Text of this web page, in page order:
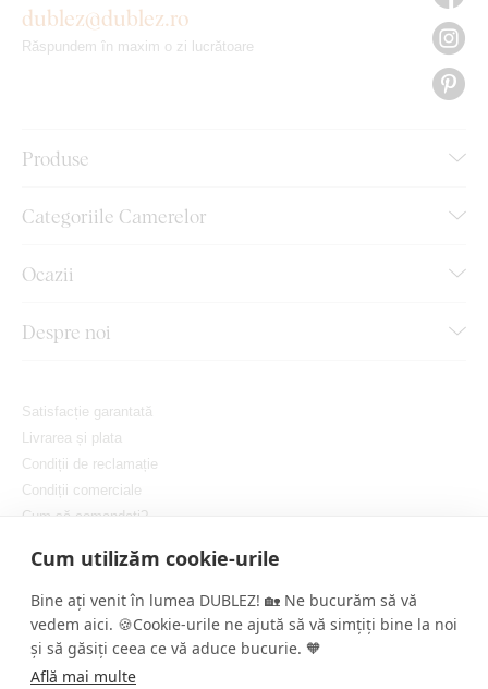
Cum utilizăm cookie-urile
Bine ați venit în lumea DUBLEZ! 🏡 Ne bucurăm să vă
vedem aici. 🍪Cookie-urile ne ajută să vă simțiți bine la noi
și să găsiți ceea ce vă aduce bucurie. 🧡
Află mai multe
Produse
Categoriile Camerelor
Ocazii
Despre noi
dublez@dublez.ro
Răspundem în maxim o zi lucrătoare
Satisfacție garantată
Livrarea și plata
Condiții de reclamație
Condiții comerciale
Cum să comandați?
Setați cookie-urile